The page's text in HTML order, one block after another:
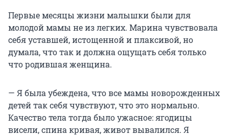
Первые месяцы жизни малышки были для
молодой мамы не из легких. Марина чувствовала
себя уставшей, истощенной и плаксивой, но
думала, что так и должна ощущать себя только
что родившая женщина.
— Я была убеждена, что все мамы новорожденных
детей так себя чувствуют, что это нормально.
Качество тела тогда было ужасное: ягодицы
висели, спина кривая, живот вывалился. Я